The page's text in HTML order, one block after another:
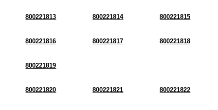
800221813 800221814 800221815
800221816 800221817 800221818
800221819
800221820 800221821 800221822